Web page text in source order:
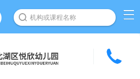
机构或课程名称